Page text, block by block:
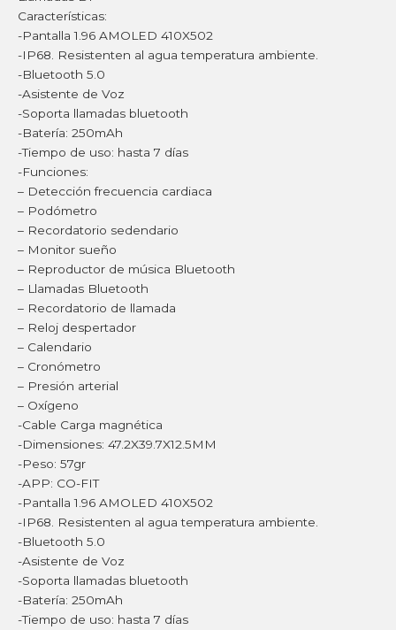
Características:
-Pantalla 1.96 AMOLED 410X502
-IP68. Resistenten al agua temperatura ambiente.
-Bluetooth 5.0
-Asistente de Voz
-Soporta llamadas bluetooth
-Batería: 250mAh
-Tiempo de uso: hasta 7 días
-Funciones:
– Detección frecuencia cardiaca
– Podómetro
– Recordatorio sedendario
– Monitor sueño
– Reproductor de música Bluetooth
– Llamadas Bluetooth
– Recordatorio de llamada
– Reloj despertador
– Calendario
– Cronómetro
– Presión arterial
– Oxígeno
-Cable Carga magnética
-Dimensiones: 47.2X39.7X12.5MM
-Peso: 57gr
-APP: CO-FIT
-Pantalla 1.96 AMOLED 410X502
-IP68. Resistenten al agua temperatura ambiente.
-Bluetooth 5.0
-Asistente de Voz
-Soporta llamadas bluetooth
-Batería: 250mAh
-Tiempo de uso: hasta 7 días